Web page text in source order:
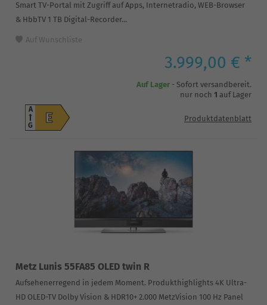
Smart TV-Portal mit Zugriff auf Apps, Internetradio, WEB-Browser
& HbbTV 1 TB Digital-Recorder...
Auf Wunschliste
3.999,00 € *
Auf Lager - Sofort versandbereit.
nur noch 1 auf Lager
E
A
G
Produktdatenblatt
Metz Lunis 55FA85 OLED twin R
Aufsehenerregend in jedem Moment. Produkthighlights 4K Ultra-
HD OLED-TV Dolby Vision & HDR10+ 2.000 MetzVision 100 Hz Panel